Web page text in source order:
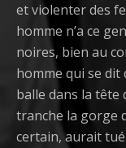
et violenter des
homme n’a ce
noires, bien au
homme qui se dit
balle dans la tête
tranche la gorge
certain, aurait